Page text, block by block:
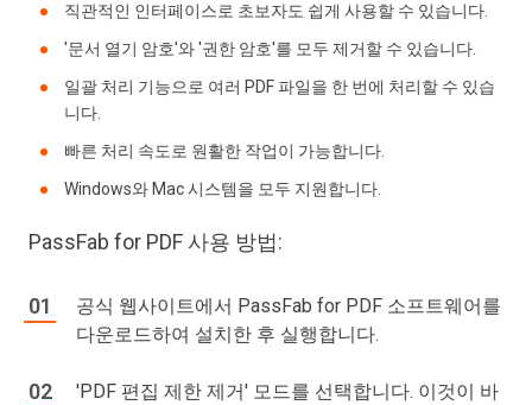
직관적인 인터페이스로 초보자도 쉽게 사용할 수 있습니다.
'문서 열기 암호'와 '권한 암호'를 모두 제거할 수 있습니다.
일괄 처리 기능으로 여러 PDF 파일을 한 번에 처리할 수 있습
니다.
빠른 처리 속도로 원활한 작업이 가능합니다.
Windows와 Mac 시스템을 모두 지원합니다.
PassFab for PDF 사용 방법:
공식 웹사이트에서 PassFab for PDF 소프트웨어를
다운로드하여 설치한 후 실행합니다.
'PDF 편집 제한 제거' 모드를 선택합니다. 이것이 바